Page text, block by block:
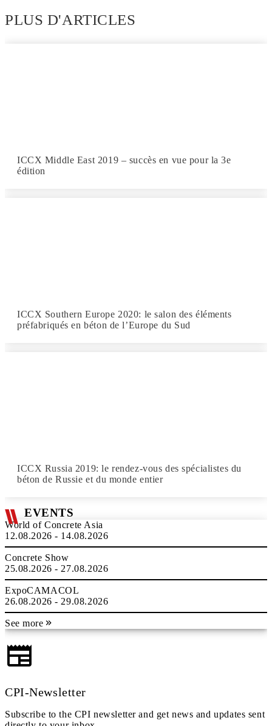
PLUS D'ARTICLES
ICCX Middle East 2019 – succès en vue pour la 3e
édition
ICCX Southern Europe 2020: le salon des éléments
préfabriqués en béton de l’Europe du Sud
ICCX Russia 2019: le rendez-vous des spécialistes du
béton de Russie et du monde entier
EVENTS
World of Concrete Asia
12.08.2026 - 14.08.2026
Concrete Show
25.08.2026 - 27.08.2026
ExpoCAMACOL
26.08.2026 - 29.08.2026
See more
CPI-Newsletter
Subscribe to the CPI newsletter and get news and updates sent